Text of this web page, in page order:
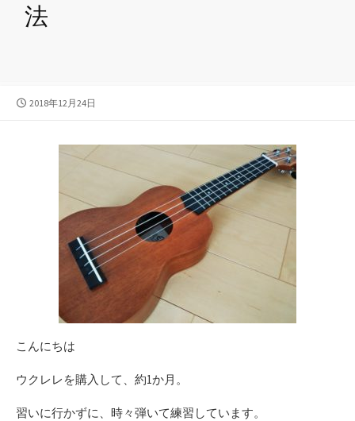
法
公
2018年12月24日
こんにちは
ウクレレを購入して、約1か月。
習いに行かずに、時々弾いて練習しています。